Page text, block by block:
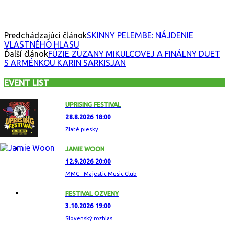
Predchádzajúci článokSKINNY PELEMBE: NÁJDENIE
VLASTNÉHO HLASU
Ďalší článokFÚZIE ZUZANY MIKULCOVEJ A FINÁLNY DUET
S ARMÉNKOU KARIN SARKISJAN
EVENT LIST
UPRISING FESTIVAL
28.8.2026 18:00
Zlaté piesky
JAMIE WOON
12.9.2026 20:00
MMC - Majestic Music Club
FESTIVAL OZVENY
3.10.2026 19:00
Slovenský rozhlas